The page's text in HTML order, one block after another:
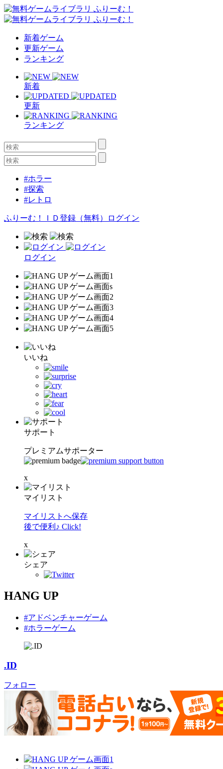
新着ゲーム
更新ゲーム
ランキング
新着
更新
ランキング
#ホラー
#探索
#レトロ
ふりーむ！ＩＤ登録（無料） ログイン
ログイン
いいね
サポート
プレミアムサポーター
x
マイリスト
マイリストへ保存
後で便利♪ Click!
x
シェア
HANG UP
#アドベンチャーゲーム
#ホラーゲーム
.ID
フォロー